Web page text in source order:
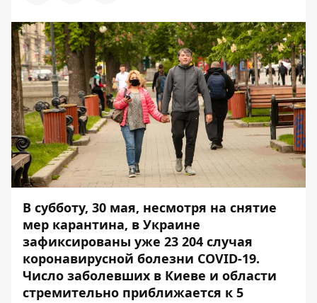
В субботу, 30 мая, несмотря на снятие
мер карантина, в Украине
зафиксированы уже 23 204 случая
коронавирусной болезни COVID-19.
Число заболевших в Киеве и области
стремительно приближается к 5